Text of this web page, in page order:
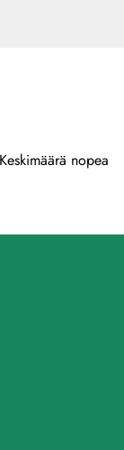
nopea